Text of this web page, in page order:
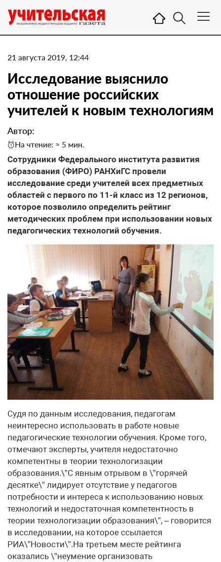
21 августа 2019, 12:44
Исследование выяснило
отношение российских
учителей к новым технологиям
Автор:
На чтение: ≈ 5 мин.
Сотрудники Федерального института развития
образования (ФИРО) РАНХиГС провели
исследование среди учителей всех предметных
областей с первого по 11-й класс из 12 регионов,
которое позволило определить рейтинг
методических проблем при использовании новых
педагогических технологий обучения.
Судя по данным исследования, педагогам
неинтересно использовать в работе новые
педагогические технологии обучения. Кроме того,
отмечают эксперты, учителя недостаточно
компетентны в теории технологизации
образования.\”С явным отрывом в \”горячей
десятке\” лидирует отсутствие у педагогов
потребности и интереса к использованию новых
технологий и недостаточная компетентность в
теории технологизации образования\”, – говорится
в исследовании, на которое ссылается
РИА\”Новости\”.На третьем месте рейтинга
оказались \”неумение организовать